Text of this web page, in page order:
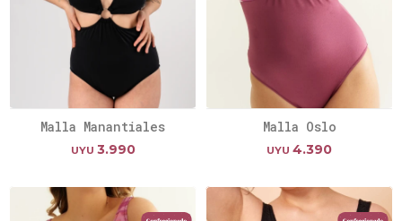
Malla Manantiales
UYU 3.990
Malla Oslo
UYU 4.390